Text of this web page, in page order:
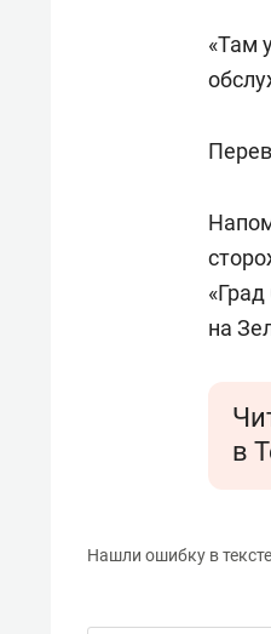
«Там
на
в
Нашли ошибку в
строят
ЖК «Заря»